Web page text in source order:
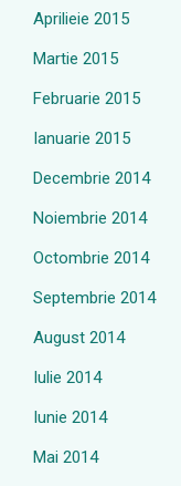
Aprilieie 2015
Martie 2015
Februarie 2015
Ianuarie 2015
Decembrie 2014
Noiembrie 2014
Octombrie 2014
Septembrie 2014
August 2014
Iulie 2014
Iunie 2014
Mai 2014